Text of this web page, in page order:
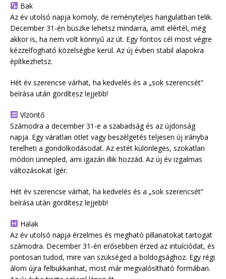
Bak
Az év utolsó napja komoly, de reményteljes hangulatban telik.
December 31-én büszke lehetsz mindarra, amit elértél, még
akkor is, ha nem volt könnyű az út. Egy fontos cél most végre
kézzelfogható közelségbe kerül. Az új évben stabil alapokra
építkezhetsz.
Hét év szerencse várhat, ha kedvelés és a „sok szerencsét”
beírása után gördítesz lejjebb!
Vízöntő
Számodra a december 31-e a szabadság és az újdonság
napja. Egy váratlan ötlet vagy beszélgetés teljesen új irányba
terelheti a gondolkodásodat. Az estét különleges, szokatlan
módon ünnepled, ami igazán illik hozzád. Az új év izgalmas
változásokat ígér.
Hét év szerencse várhat, ha kedvelés és a „sok szerencsét”
beírása után gördítesz lejjebb!
Halak
Az év utolsó napja érzelmes és megható pillanatokat tartogat
számodra. December 31-én erősebben érzed az intuíciódat, és
pontosan tudod, mire van szükséged a boldogsághoz. Egy régi
álom újra felbukkanhat, most már megvalósítható formában.